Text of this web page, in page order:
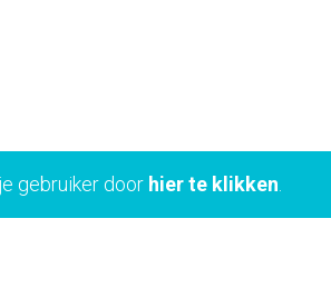
gebruiker door hier te klikken